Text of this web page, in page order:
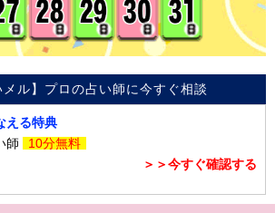
メル】プロの占い師に今すぐ相談
える特典
師
10分無料
＞＞今すぐ確認する